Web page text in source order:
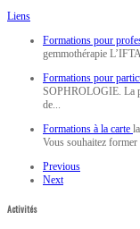
Liens
Formations pour
gemmothérapie
Formations pour
SOPHROLOGIE. La
de...
Formations à la carte
Vous souhaitez
Previous
Next
Activités